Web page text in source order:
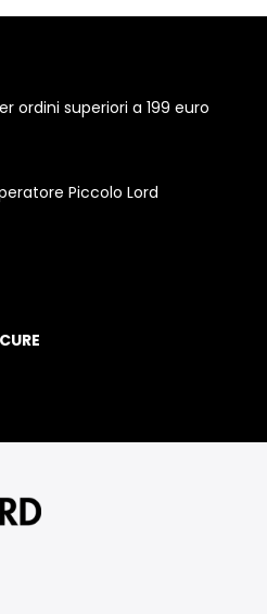
ordini superiori a 199 euro
Piccolo Lord